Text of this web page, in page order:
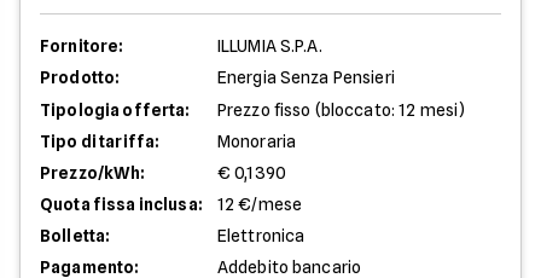
Fornitore:
ILLUMIA S.P.A.
Prodotto:
Energia Senza Pensieri
Tipologia offerta:
Prezzo fisso (bloccato: 12 mesi)
Tipo di tariffa:
Monoraria
Prezzo/kWh:
€ 0,1390
Quota fissa inclusa:
12 €/mese
Bolletta:
Elettronica
Pagamento:
Addebito bancario